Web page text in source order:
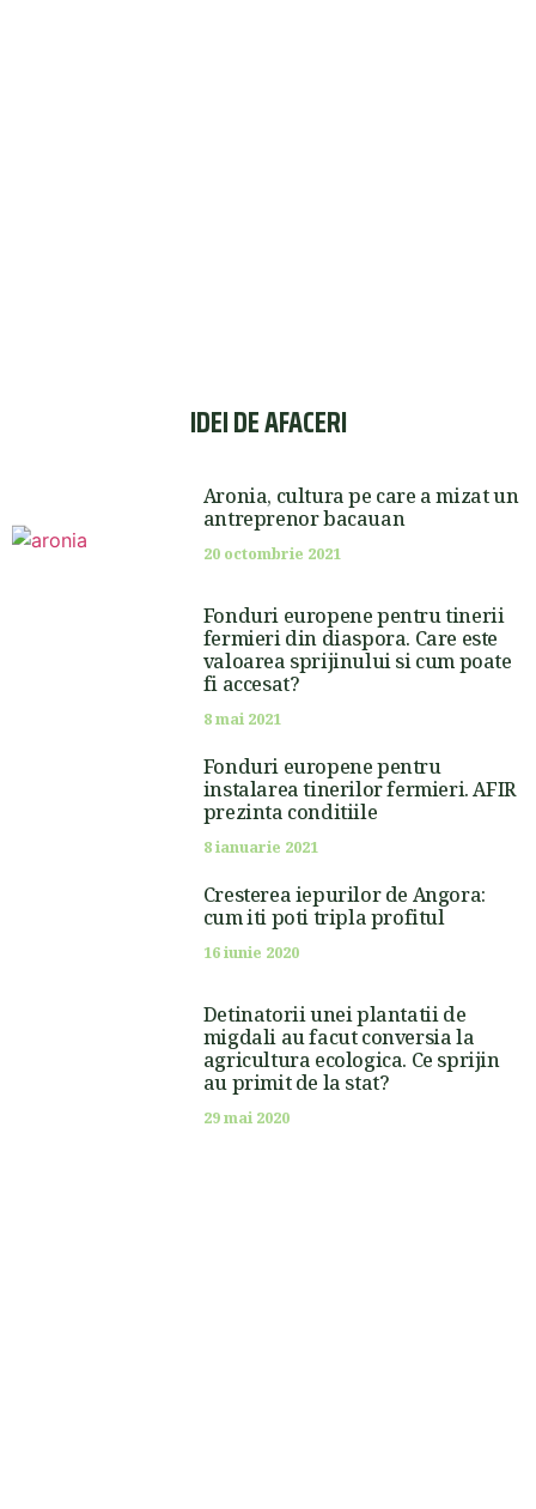
IDEI DE AFACERI
Aronia, cultura pe care a mizat un
antreprenor bacauan
20 octombrie 2021
Fonduri europene pentru tinerii
fermieri din diaspora. Care este
valoarea sprijinului si cum poate
fi accesat?
8 mai 2021
Fonduri europene pentru
instalarea tinerilor fermieri. AFIR
prezinta conditiile
8 ianuarie 2021
Cresterea iepurilor de Angora:
cum iti poti tripla profitul
16 iunie 2020
Detinatorii unei plantatii de
migdali au facut conversia la
agricultura ecologica. Ce sprijin
au primit de la stat?
29 mai 2020